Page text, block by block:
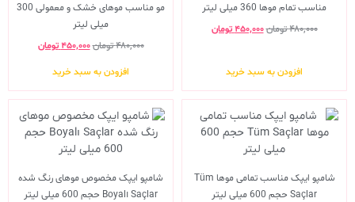
مناسب تمام موها 360 میلی لیتر
۴۸۰,۰۰۰تومان۴۵۰,۰۰۰ تومان
افزودن به سبد خرید
مو مناسب موهای خشک و معمولی 300
میلی لیتر
۴۸۰,۰۰۰تومان۴۵۰,۰۰۰ تومان
افزودن به سبد خرید
شامپو ایپک مناسب تمامی موها Tüm
Saçlar حجم 600 میلی لیتر
شامپو ایپک مخصوص موهای رنگ شده
Boyalı Saçlar حجم 600 میلی لیتر